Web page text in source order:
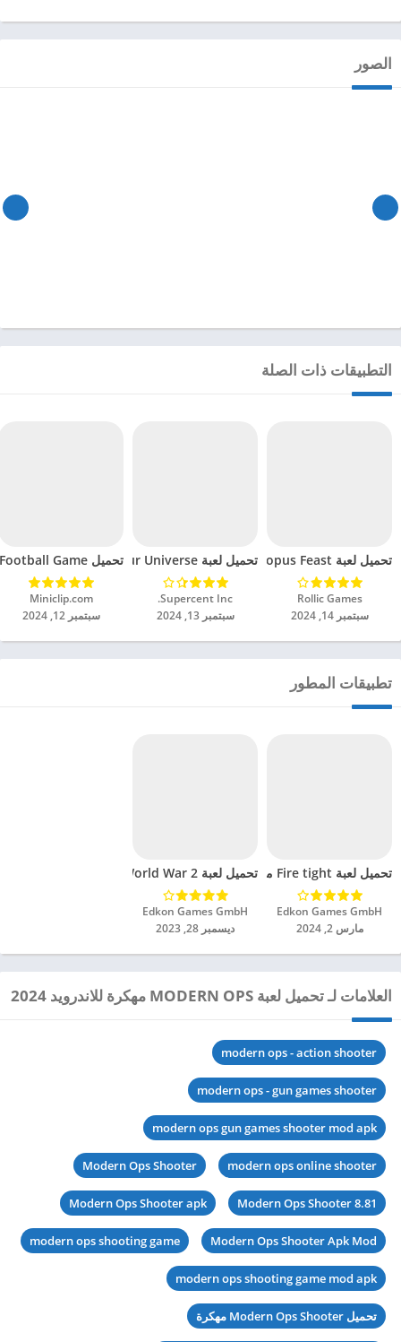
الصور
التطبيقات ذات الصلة
تحميل لعبة Octopus Feast مهكرة للاندرويد 2024
Rollic Games‏
سبتمبر 14, 2024
تحميل لعبة Dinosaur Universe مهكرة للاندرويد 2024
Supercent Inc.‏
سبتمبر 13, 2024
تحميل Soccer Hero PvP Football Game مهكرة للاندرويد 2024
Miniclip.com‏
سبتمبر 12, 2024
تطبيقات المطور
تحميل لعبة Fire tight مهكرة للاندرويد 2024
Edkon Games GmbH‏
مارس 2, 2024
تحميل لعبة World War 2 مهكرة للاندرويد 2024
Edkon Games GmbH‏
ديسمبر 28, 2023
العلامات لـ تحميل لعبة MODERN OPS مهكرة للاندرويد 2024
modern ops - action shooter
modern ops - gun games shooter
modern ops gun games shooter mod apk
modern ops online shooter
Modern Ops Shooter
Modern Ops Shooter 8.81
Modern Ops Shooter apk
Modern Ops Shooter Apk Mod
modern ops shooting game
modern ops shooting game mod apk
تحميل Modern Ops Shooter مهكرة